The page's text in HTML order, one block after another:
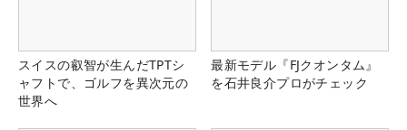
スイスの叡智が生んだTPTシ
ャフトで、ゴルフを異次元の
世界へ
最新モデル『FJクオンタム』
を石井良介プロがチェック